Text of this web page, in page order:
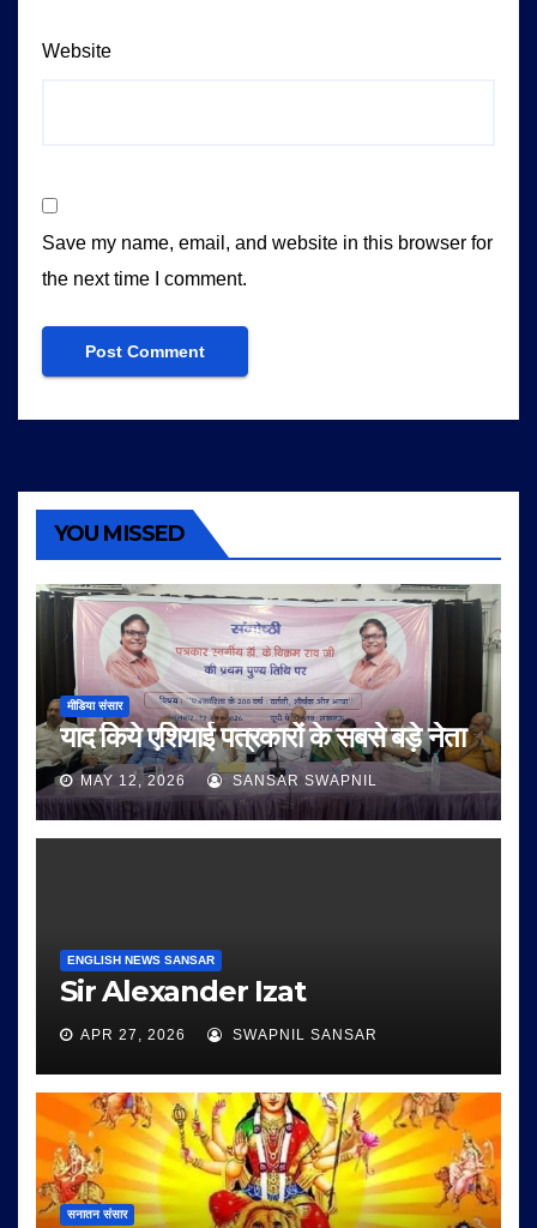
Website
Save my name, email, and website in this browser for
the next time I comment.
YOU MISSED
मीडिया संसार
याद किये एशियाई पत्रकारों के सबसे बड़े नेता
MAY 12, 2026 SANSAR SWAPNIL
ENGLISH NEWS SANSAR
Sir Alexander Izat
APR 27, 2026 SWAPNIL SANSAR
सनातन संसार